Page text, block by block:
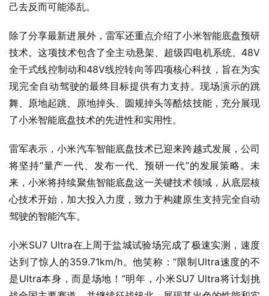
己去反而可能添乱。
除了分享最新进展外，雷军还重点介绍了小米智能底盘预研
技术。这项技术包含了全主动悬架、超级四电机系统、48V
全干式线控制动和48V线控转向等四项核心科技，旨在为实
现完全自动驾驶的最终目标提供有力支持。现场演示的跳
舞、原地起跳、原地掉头、圆规掉头等酷炫技能，充分展现
了小米智能底盘技术的先进性和实用性。
雷军表示，小米汽车智能底盘技术已迎来跨越式发展，公司
将坚持“量产一代、发布一代、预研一代”的发展策略。未
来，小米将持续聚焦智能底盘这一关键技术领域，从底层核
心技术开始，加大投入力度，致力于构建原生支持完全自动
驾驶的智能汽车。
小米SU7 Ultra在上周于盐城试验场完成了极速实测，速度
达到了惊人的359.71km/h。他笑称：“限制Ultra速度的不
是Ultra本身，而是场地！”明年，小米SU7 Ultra将计划挑